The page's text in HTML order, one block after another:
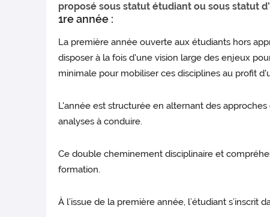
proposé sous statut étudiant ou sous statut
1re année :
La première année ouverte aux étudiants hors
disposer à la fois d'une vision large des enjeux
minimale pour mobiliser ces disciplines au profit
L'année est structurée en alternant des
analyses à conduire.
Ce double cheminement disciplinaire et
formation.
À l’issue de la première année, l’étudiant